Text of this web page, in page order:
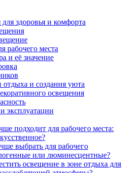
здоровья и комфорта
рабочего места
и её значение
и создания уюта
освещения
эксплуатации
подходит для рабочего места:
выбрать для рабочего
или люминесцентные?
освещение в зоне отдыха для